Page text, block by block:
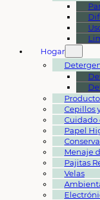
Hogar
Cepillos
Cuidado
Papel
Menaje
Pajitas
Velas